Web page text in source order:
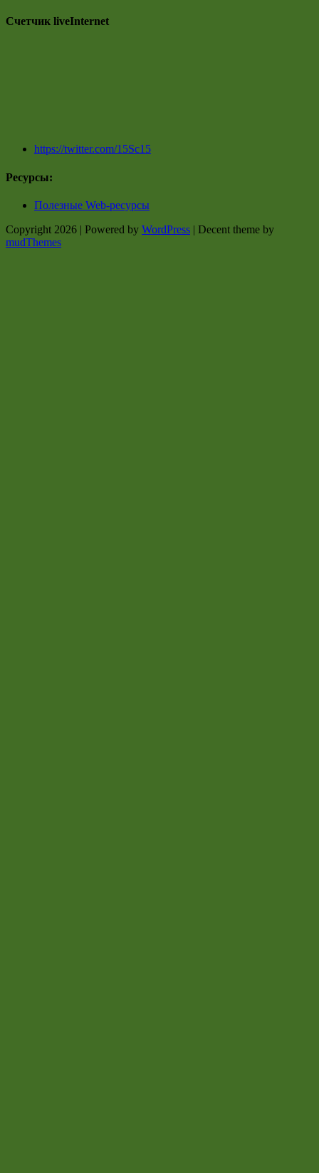
Счетчик liveInternet
https://twitter.com/15Sc15
Ресурсы:
Полезные Web-ресурсы
Copyright 2026 | Powered by WordPress | Decent theme by
mudThemes